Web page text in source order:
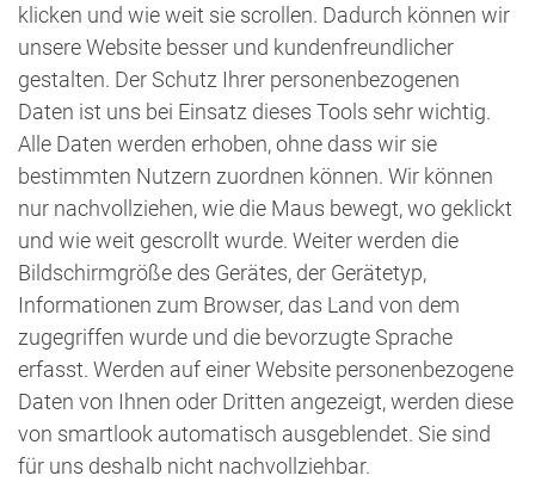
klicken und wie weit sie scrollen. Dadurch können wir
unsere Website besser und kundenfreundlicher
gestalten. Der Schutz Ihrer personenbezogenen
Daten ist uns bei Einsatz dieses Tools sehr wichtig.
Alle Daten werden erhoben, ohne dass wir sie
bestimmten Nutzern zuordnen können. Wir können
nur nachvollziehen, wie die Maus bewegt, wo geklickt
und wie weit gescrollt wurde. Weiter werden die
Bildschirmgröße des Gerätes, der Gerätetyp,
Informationen zum Browser, das Land von dem
zugegriffen wurde und die bevorzugte Sprache
erfasst. Werden auf einer Website personenbezogene
Daten von Ihnen oder Dritten angezeigt, werden diese
von smartlook automatisch ausgeblendet. Sie sind
für uns deshalb nicht nachvollziehbar.